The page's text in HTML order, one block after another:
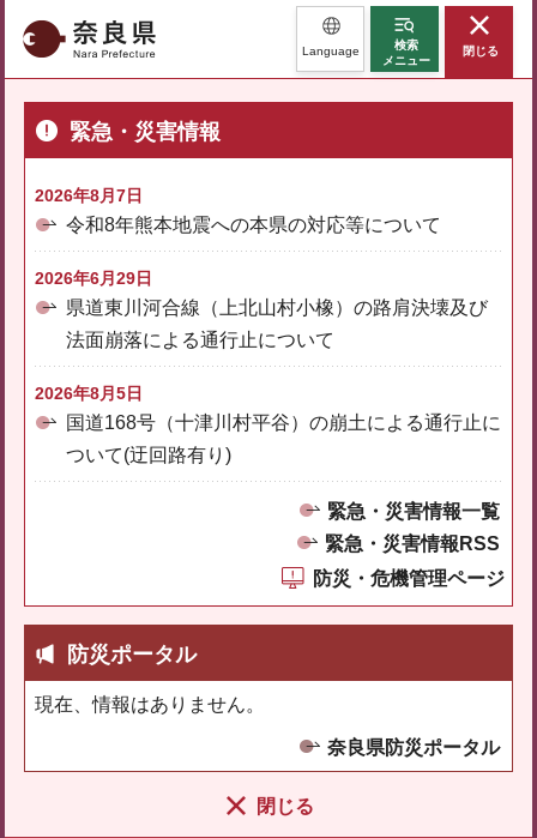
奈良県 Language
検索
メニュー
閉じる
緊急・災害情報
2026年8月7日
令和8年熊本地震への本県の対応等について
2026年6月29日
県道東川河合線（上北山村小橡）の路肩決壊及び
法面崩落による通行止について
2026年8月5日
国道168号（十津川村平谷）の崩土による通行止に
ついて(迂回路有り)
緊急・災害情報一覧
緊急・災害情報RSS
防災・危機管理ページ
防災ポータル
現在、情報はありません。
奈良県防災ポータル
閉じる